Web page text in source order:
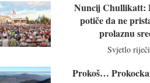
Nuncij Chullikatt:
potiče da ne
prolaznu
Svjetlo riječi
Prokoš…